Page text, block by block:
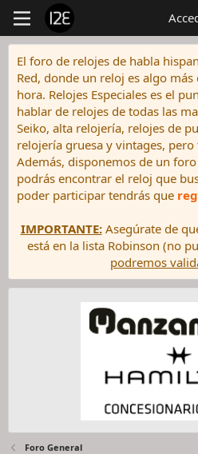
El foro de relojes de habla
Red, donde un reloj es algo
hora. Relojes Especiales es el
hablar de relojes de todas las
Seiko, alta relojería, relojes de
relojería gruesa y vintages,
Además, disponemos de un
podrás encontrar el reloj que
poder participar tendrás que
IMPORTANTE:Asegúrate de
está en la lista Robinson (no
podremos
Foro General